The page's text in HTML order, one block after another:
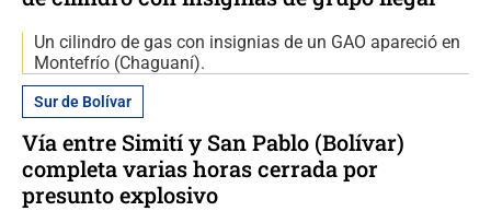
Un cilindro de gas con insignias de un GAO apareció en
Montefrío (Chaguaní).
Sur de Bolívar
Vía entre Simití y San Pablo (Bolívar)
completa varias horas cerrada por
presunto explosivo